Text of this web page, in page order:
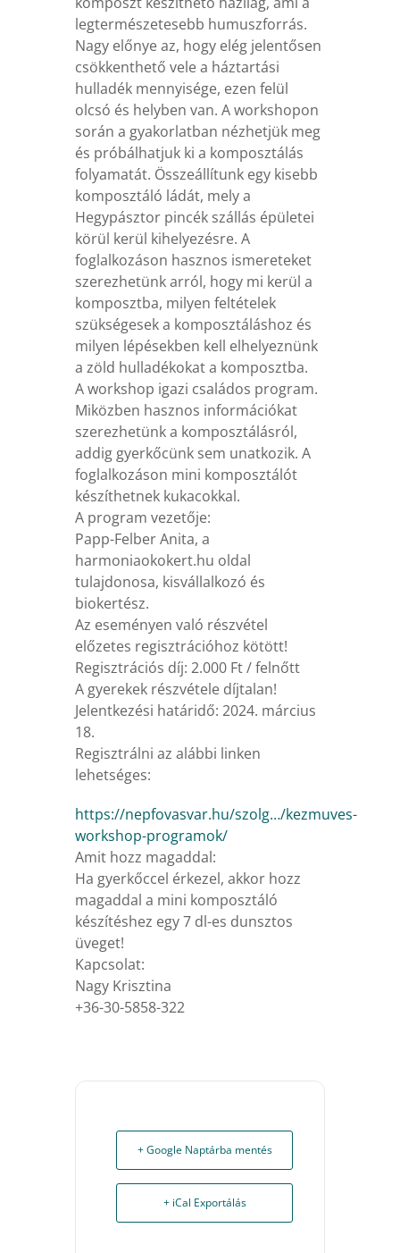
legtermészetesebb humuszforrás.
Nagy előnye az, hogy elég jelentősen
csökkenthető vele a háztartási
hulladék mennyisége, ezen felül
olcsó és helyben van. A workshopon
során a gyakorlatban nézhetjük meg
és próbálhatjuk ki a komposztálás
folyamatát. Összeállítunk egy kisebb
komposztáló ládát, mely a
Hegypásztor pincék szállás épületei
körül kerül kihelyezésre. A
foglalkozáson hasznos ismereteket
szerezhetünk arról, hogy mi kerül a
komposztba, milyen feltételek
szükségesek a komposztáláshoz és
milyen lépésekben kell elhelyeznünk
a zöld hulladékokat a komposztba.
A workshop igazi családos program.
Miközben hasznos információkat
szerezhetünk a komposztálásról,
addig gyerkőcünk sem unatkozik. A
foglalkozáson mini komposztálót
készíthetnek kukacokkal.
A program vezetője:
Papp-Felber Anita, a
harmoniaokokert.hu oldal
tulajdonosa, kisvállalkozó és
biokertész.
Az eseményen való részvétel
előzetes regisztrációhoz kötött!
Regisztrációs díj: 2.000 Ft / felnőtt
A gyerekek részvétele díjtalan!
Jelentkezési határidő: 2024. március
18.
Regisztrálni az alábbi linken
lehetséges:
https://nepfovasvar.hu/szolg…/kezmuves-
workshop-programok/
Amit hozz magaddal:
Ha gyerkőccel érkezel, akkor hozz
magaddal a mini komposztáló
készítéshez egy 7 dl-es dunsztos
üveget!
Kapcsolat:
Nagy Krisztina
+36-30-5858-322
+ Google Naptárba mentés
+ iCal Exportálás